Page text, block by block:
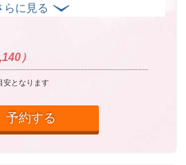
）
安となります
予約する